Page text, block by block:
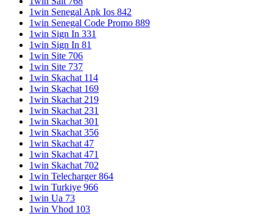
1win Senegal Apk Ios 842
1win Senegal Code Promo 889
1win Sign In 331
1win Sign In 81
1win Site 706
1win Site 737
1win Skachat 114
1win Skachat 169
1win Skachat 219
1win Skachat 231
1win Skachat 301
1win Skachat 356
1win Skachat 47
1win Skachat 471
1win Skachat 702
1win Telecharger 864
1win Turkiye 966
1win Ua 73
1win Vhod 103